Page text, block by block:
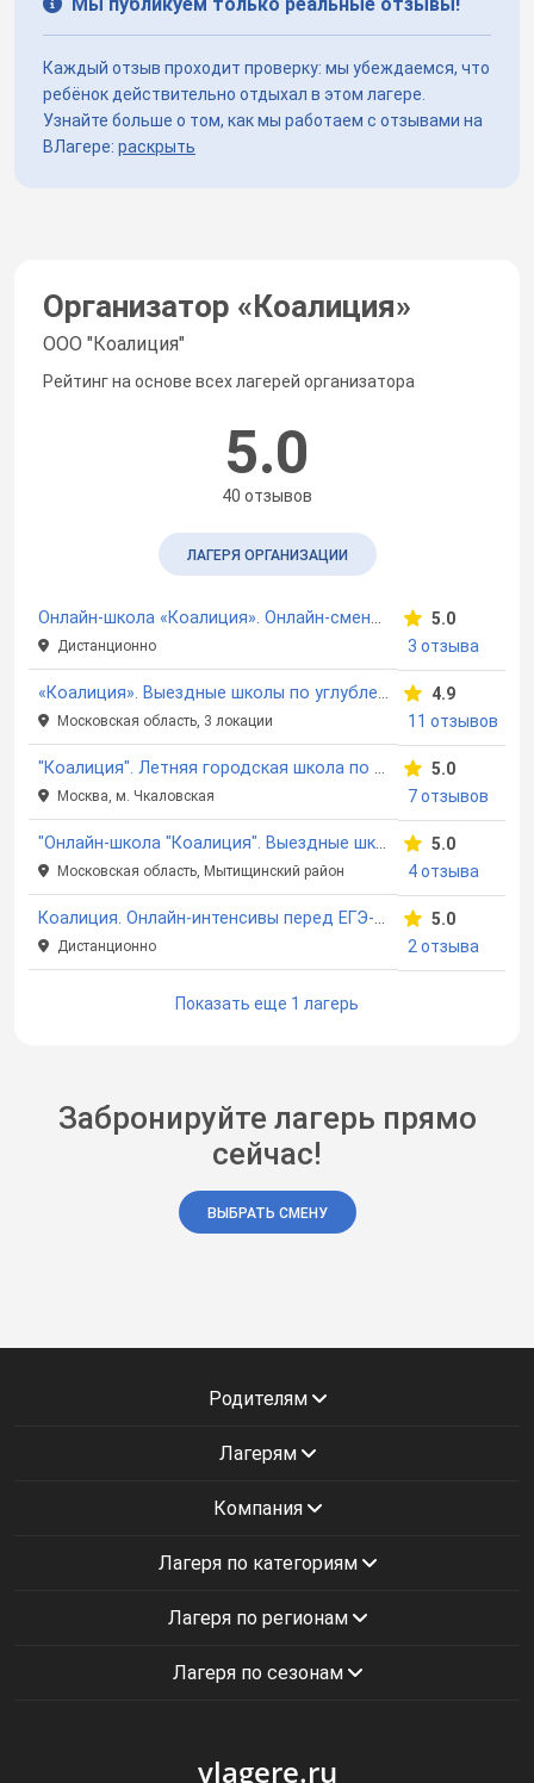
Каждый отзыв проходит проверку: мы убеждаемся, что
ребёнок действительно отдыхал в этом лагере.
Узнайте больше о том, как мы работаем с отзывами на
ВЛагере: раскрыть
Организатор «Коалиция»
ООО "Коалиция"
Рейтинг на основе всех лагерей организатора
5.0
40 отзывов
ЛАГЕРЯ ОРГАНИЗАЦИИ
Онлайн-школа «Коалиция». Онлайн-смены по подготовке к олимпиадам
Дистанционно
5.0
3 отзыва
«Коалиция». Выездные школы по углубленному изучению предметов
Московская область, 3 локации
4.9
11 отзывов
"Коалиция". Летняя городская школа по подготовке к олимпиадам
Москва, м. Чкаловская
5.0
7 отзывов
"Онлайн-школа "Коалиция". Выездные школы по подготовке к ЕГЭ
Московская область, Мытищинский район
5.0
4 отзыва
Коалиция. Онлайн-интенсивы перед ЕГЭ-2026
Дистанционно
5.0
2 отзыва
Показать еще 1 лагерь
Забронируйте лагерь прямо
сейчас!
ВЫБРАТЬ СМЕНУ
Родителям
Лагерям
Компания
Лагеря по категориям
Лагеря по регионам
Лагеря по сезонам
vlagere.ru